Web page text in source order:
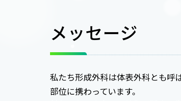
メッセージ
私たち形成外科は体表外科とも呼
部位に携わっています。